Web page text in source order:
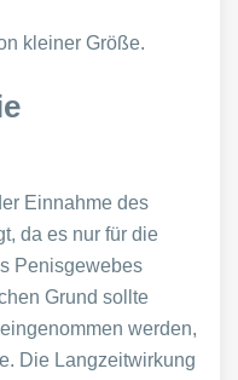
kleiner Größe.
Einnahme des
da es nur für die
Penisgewebes
Grund sollte
werden,
Die Langzeitwirkung